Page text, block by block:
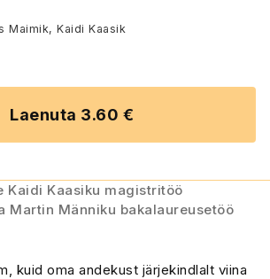
Maimik, Kaidi Kaasik
Laenuta 3.60 €
Kaidi Kaasiku magistritöö
Martin Männiku bakalaureusetöö
kuid oma andekust järjekindlalt viina